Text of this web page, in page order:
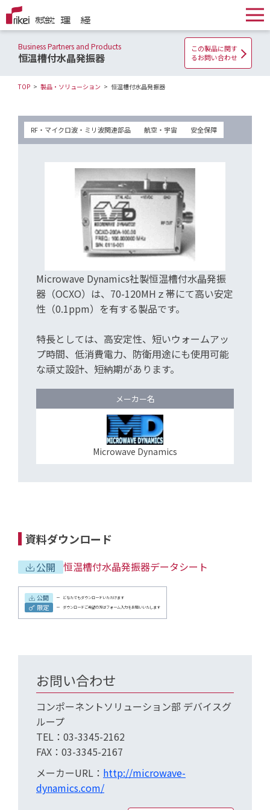
Business Partners and Products
恒温槽付水晶発振器
この製品に関す
るお問い合わせ
TOP 製品・ソリューション 恒温槽付水晶発振器
RF・マイクロ波・ミリ波関連部品 航空・宇宙 安全保障
Microwave Dynamics社製恒温槽付水晶発振
器（OCXO）は、70-120MHｚ帯にて高い安定
性（0.1ppm）を有する製品です。
特長としては、高安定性、短いウォームアッ
プ時間、低消費電力、防衛用途にも使用可能
な頑丈設計、短納期があります。
メーカー名
Microwave Dynamics
資料ダウンロード
公開 恒温槽付水晶発振器データシート
公開 どなたでもダウンロードいただけます
限定 ダウンロードご希望の方はフォーム入力をお願いいたします
お問い合わせ
コンポーネントソリューション部 デバイスグ
ループ
TEL：03-3345-2162
FAX：03-3345-2167
メーカーURL： http://microwave-
dynamics.com/